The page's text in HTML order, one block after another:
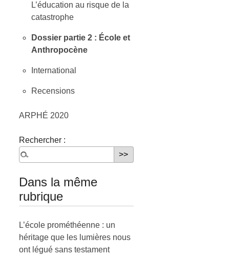
L’éducation au risque de la
catastrophe
Dossier partie 2 : École et
Anthropocène
International
Recensions
ARPHÉ 2020
Rechercher :
Dans la même
rubrique
L’école prométhéenne : un
héritage que les lumières nous
ont légué sans testament